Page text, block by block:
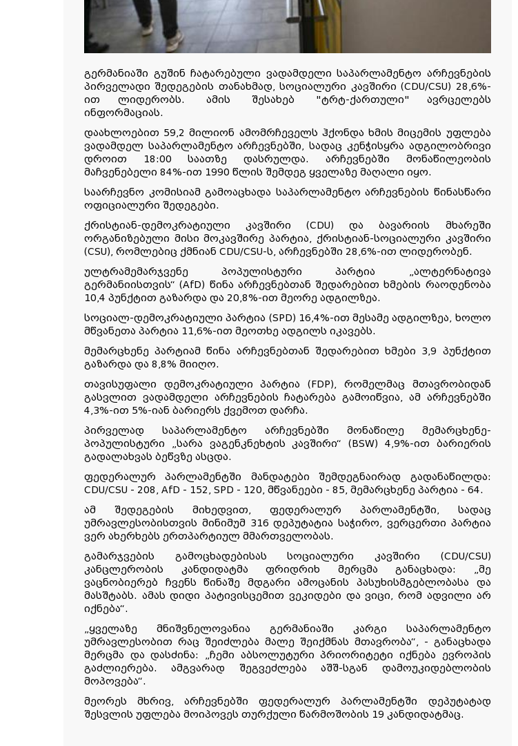
გერმანიაში გუშინ ჩატარებული ვადამდელი საპარლამენტო არჩევნების
პირველადი შედეგების თანახმად, სოციალური კავშირი (CDU/CSU) 28,6%-
ით ლიდერობს.ამის შესახებ "ტრტ-ქართული" ავრცელებს
ინფორმაციას.
დაახლოებით 59,2 მილიონ ამომრჩეველს ჰქონდა ხმის მიცემის უფლება
ვადამდელ საპარლამენტო არჩევნებში, სადაც კენჭისყრა ადგილობრივი
დროით 18:00 საათზე დასრულდა. არჩევნებში მონაწილეობის
მაჩვენებელი 84%-ით 1990 წლის შემდეგ ყველაზე მაღალი იყო.
საარჩევნო კომისიამ გამოაცხადა საპარლამენტო არჩევნების წინასწარი
ოფიციალური შედეგები.
ქრისტიან-დემოკრატიული კავშირი (CDU) და ბავარიის მხარეში
ორგანიზებული მისი მოკავშირე პარტია, ქრისტიან-სოციალური კავშირი
(CSU), რომლებიც ქმნიან CDU/CSU-ს, არჩევნებში 28,6%-ით ლიდერობენ.
ულტრამემარჯვენე პოპულისტური პარტია „ალტერნატივა
გერმანიისთვის“ (AfD) წინა არჩევნებთან შედარებით ხმების რაოდენობა
10,4 პუნქტით გაზარდა და 20,8%-ით მეორე ადგილზეა.
სოციალ-დემოკრატიული პარტია (SPD) 16,4%-ით მესამე ადგილზეა, ხოლო
მწვანეთა პარტია 11,6%-ით მეოთხე ადგილს იკავებს.
მემარცხენე პარტიამ წინა არჩევნებთან შედარებით ხმები 3,9 პუნქტით
გაზარდა და 8,8% მიიღო.
თავისუფალი დემოკრატიული პარტია (FDP), რომელმაც მთავრობიდან
გასვლით ვადამდელი არჩევნების ჩატარება გამოიწვია, ამ არჩევნებში
4,3%-ით 5%-იან ბარიერს ქვემოთ დარჩა.
პირველად საპარლამენტო არჩევნებში მონაწილე მემარცხენე-
პოპულისტური „სარა ვაგენკნეხტის კავშირი“ (BSW) 4,9%-ით ბარიერის
გადალახვას ბეწვზე ასცდა.
ფედერალურ პარლამენტში მანდატები შემდეგნაირად გადანაწილდა:
CDU/CSU - 208, AfD - 152, SPD - 120, მწვანეები - 85, მემარცხენე პარტია - 64.
ამ შედეგების მიხედვით, ფედერალურ პარლამენტში, სადაც
უმრავლესობისთვის მინიმუმ 316 დეპუტატია საჭირო, ვერცერთი პარტია
ვერ ახერხებს ერთპარტიულ მმართველობას.
გამარჯვების გამოცხადებისას სოციალური კავშირი (CDU/CSU)
კანცლერობის კანდიდატმა ფრიდრიხ მერცმა განაცხადა: „მე
ვაცნობიერებ ჩვენს წინაშე მდგარი ამოცანის პასუხისმგებლობასა და
მასშტაბს. ამას დიდი პატივისცემით ვეკიდები და ვიცი, რომ ადვილი არ
იქნება“.
„ყველაზე მნიშვნელოვანია გერმანიაში კარგი საპარლამენტო
უმრავლესობით რაც შეიძლება მალე შეიქმნას მთავრობა“, - განაცხადა
მერცმა და დასძინა: „ჩემი აბსოლუტური პრიორიტეტი იქნება ევროპის
გაძლიერება. ამგვარად შეგვეძლება აშშ-სგან დამოუკიდებლობის
მოპოვება“.
მეორეს მხრივ, არჩევნებში ფედერალურ პარლამენტში დეპუტატად
შესვლის უფლება მოიპოვეს თურქული წარმოშობის 19 კანდიდატმაც.